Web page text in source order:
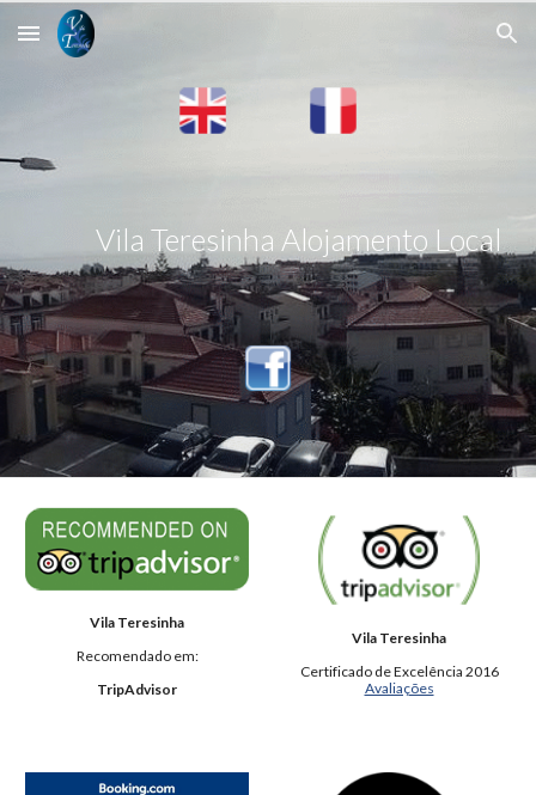
Skip to main content Skip to navigation
Vila Teresinha Alojamento Local
Vila Teresinha
Recomendado em:
TripAdvisor
Vila Teresinha
Certificado de Excelência 2016
Avaliações